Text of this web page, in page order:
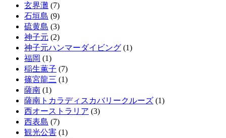
玄界灘 (7)
石垣島 (9)
硫黄島 (3)
神子元 (2)
神子元ハンマーダイビング (1)
福岡 (1)
稲生薫子 (7)
篠宮龍三 (1)
薩南 (1)
薩南トカラディスカバリークルーズ (1)
西オーストラリア (3)
西表島 (7)
観光公害 (1)